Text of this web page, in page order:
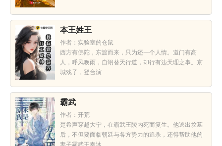
本王姓王
作者：实验室的仓鼠
西方有佛陀，东渡而来，只为还一个人情。道门有高
人，呼风唤雨，自诩替天行道，却行有违天理之事。京
城戏子，登台演...
霸武
作者：开荒
楚希声穿越大宁，在霸武王陵内死而复生。他逃出坟墓
后，不但要面临朝廷与各方势力的追杀，还得帮助他的
妻子霸武王秦沐...